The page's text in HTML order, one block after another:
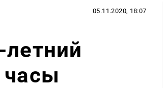
05.11.2020, 18:07
часы